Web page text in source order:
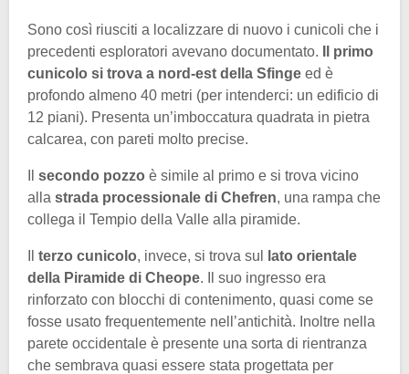
Sono così riusciti a localizzare di nuovo i cunicoli che i
precedenti esploratori avevano documentato. Il primo
cunicolo si trova a nord-est della Sfinge ed è
profondo almeno 40 metri (per intenderci: un edificio di
12 piani). Presenta un’imboccatura quadrata in pietra
calcarea, con pareti molto precise.
secondo pozzo è simile al primo e si trova vicino
alla strada processionale di Chefren, una rampa che
collega il Tempio della Valle alla piramide.
terzo cunicolo, invece, si trova sul
lato orientale
della Piramide di Cheope. Il suo ingresso era
rinforzato con blocchi di contenimento, quasi come se
fosse usato frequentemente nell’antichità. Inoltre nella
parete occidentale è presente una sorta di rientranza
che sembrava quasi essere stata progettata per